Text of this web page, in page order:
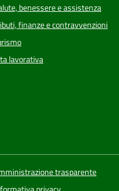
benessere e assistenza
finanze e contravvenzioni
lavorativa
trasparente